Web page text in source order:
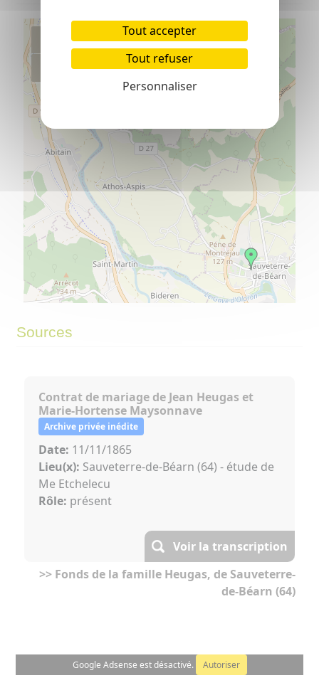
Sources
Contrat de mariage de Jean Heugas et
Marie-Hortense Maysonnave
Archive privée inédite
Date: 11/11/1865
Lieu(x): Sauveterre-de-Béarn (64) - étude de
Me Etchelecu
Rôle: présent
Voir la transcription
>> Fonds de la famille Heugas, de Sauveterre-
de-Béarn (64)
Google Adsense est désactivé. Autoriser
Tout accepter
Tout refuser
Personnaliser